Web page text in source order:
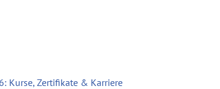
Kurse, Zertifikate & Karriere